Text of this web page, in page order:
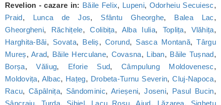
Revelion - cazare in: Băile Felix, Lupeni, Odorheiu Secuiesc,
Praid, Lunca de Jos, Sfântu Gheorghe, Balea Lac,
Gheorgheni, Răchițele,Colibița, Alba Iulia, Toplița, Vlăhița,
Harghita-Băi, Sovata, Beliș,Corund, Sasca Montană,Târgu
Mureș, Arad, Băile Herculane, Covasna, Liban, Băile Tușnad,
Borșa,Văliug, Eforie Sud,Câmpulung Moldovenesc,
Moldovița, Albac, Hațeg, Drobeta-Turnu Severin,Cluj-Napoca,
Racu,Căpâlnița, Sândominic, Arieșeni,Joseni, Pasul Bucin,
Sâncraiu, Turda, Sibiel, Lacu Roșu,Aiud, Lăzarea, Sighetu